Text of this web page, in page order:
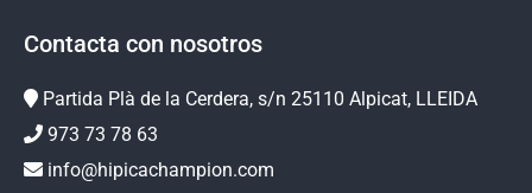
Contacta con nosotros
Partida Plà de la Cerdera, s/n 25110 Alpicat, LLEIDA
973 73 78 63
info@hipicachampion.com